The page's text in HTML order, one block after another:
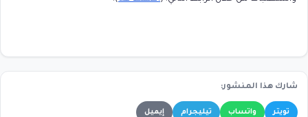
شارك هذا المنشور:
تويتر واتساب تيليجرام إيميل